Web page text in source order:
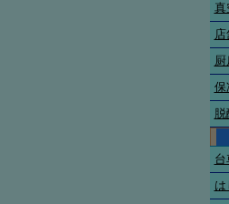
真
店
厨
保
台